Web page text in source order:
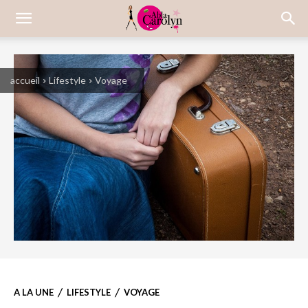
accueil Lifestyle Voyage
A LA UNE LIFESTYLE VOYAGE